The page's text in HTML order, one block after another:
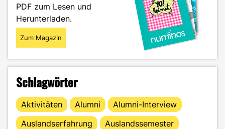
PDF zum Lesen und
Herunterladen.
Zum Magazin
Schlagwörter
Aktivitäten Alumni
Alumni-Interview
Auslandserfahrung
Auslandssemester